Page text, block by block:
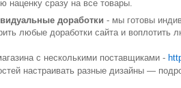
наценку сразу на все товары.
доработки - мы готовы
любые доработки сайта и воплотить
с несколькими поставщиками -
настраивать разные дизайны —